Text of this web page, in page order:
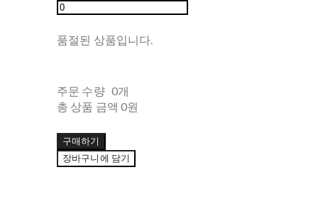
품절된 상품입니다.
주문 수량 0개
총 상품 금액 0원
구매하기
장바구니에 담기